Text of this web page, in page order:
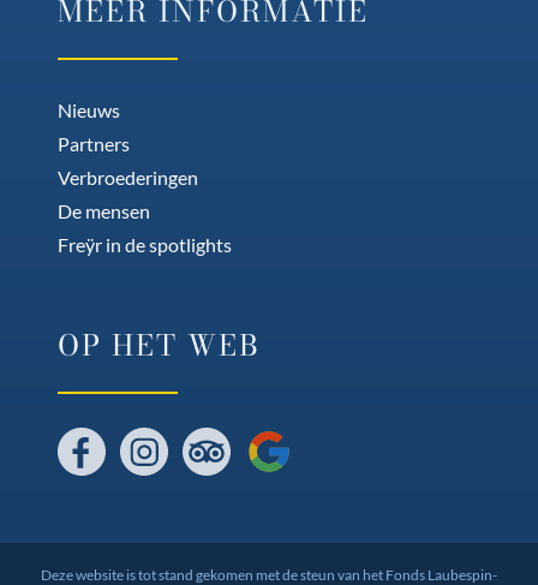
MEER INFORMATIE
Nieuws
Partners
Verbroederingen
De mensen
Freÿr in de spotlights
OP HET WEB
FacebookInstagramTripadvisor
Deze website is tot stand gekomen met de steun van het Fonds Laubespin-